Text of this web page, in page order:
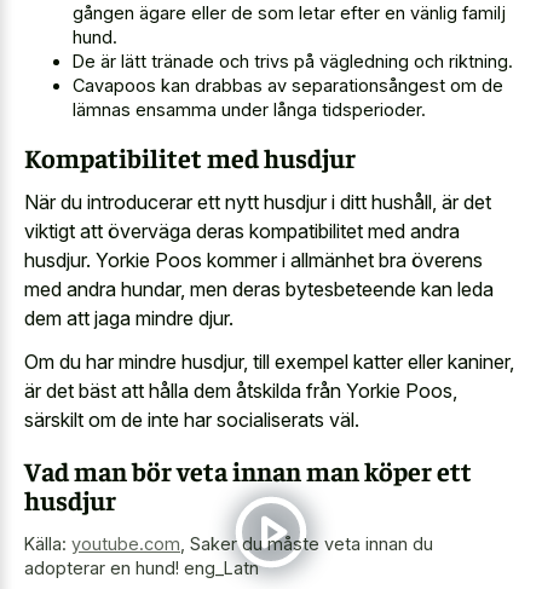
gången ägare eller de som letar efter en vänlig familj
hund.
De är lätt tränade och trivs på vägledning och riktning.
Cavapoos kan drabbas av separationsångest om de
lämnas ensamma under långa tidsperioder.
Kompatibilitet med husdjur
När du introducerar ett nytt husdjur i ditt hushåll, är det
viktigt att överväga deras kompatibilitet med andra
husdjur. Yorkie Poos kommer i allmänhet bra överens
med andra hundar, men deras bytesbeteende kan leda
dem att jaga mindre djur.
Om du har mindre husdjur, till exempel katter eller kaniner,
är det bäst att hålla dem åtskilda från Yorkie Poos,
särskilt om de inte har socialiserats väl.
Vad man bör veta innan man köper ett
husdjur
Källa: youtube.com Saker du måste veta innan du
adopterar en hund! eng_Latn